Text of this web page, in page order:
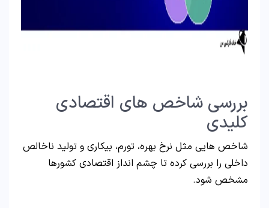
بررسی شاخص های اقتصادی
کلیدی
شاخص هایی مثل نرخ بهره، تورم، بیکاری و تولید ناخالص
داخلی را بررسی کرده تا چشم انداز اقتصادی کشورها
مشخص شود.